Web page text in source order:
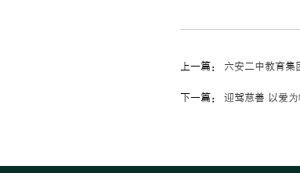
上一篇： 六安二中教育
下一篇： 迎驾慈善 以爱